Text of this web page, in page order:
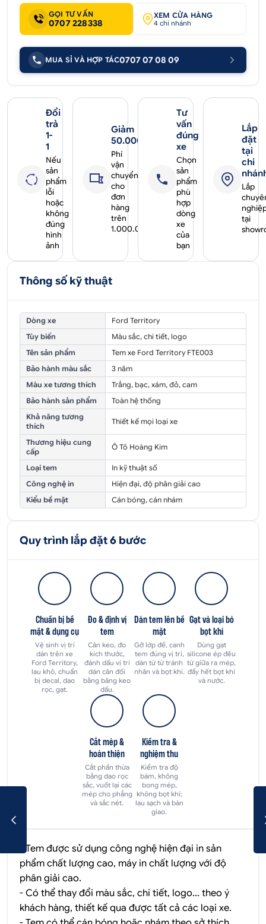
GỌI TƯ VẤN
0707 228338
XEM CỬA HÀNG
4 chi nhánh
MUA SỈ VÀ HỢP TÁC0707 07 08 09
Đổi
trả
1-
1
Nếu
sản
phẩm
lỗi
hoặc
không
đúng
hình
ảnh
Giảm
50.000₫
Phí
vận
chuyển
cho
đơn
hàng
trên
1.000.000₫
Tư
vấn
đúng
xe
Chọn
sản
phẩm
phù
hợp
dòng
xe
của
bạn
Lắp
đặt
tại
chi
Lắp
tại
Thông số kỹ thuật
Dòng xe
Ford Territory
Tùy biến
Màu sắc, chi tiết, logo
Tên sản phẩm
Tem xe Ford Territory FTE003
Bảo hành màu sắc
3 năm
Màu xe tương thích
Trắng, bạc, xám, đỏ, cam
Bảo hành sản phẩm
Toàn hệ thống
Khả năng tương
thích
Thiết kế mọi loại xe
Thương hiệu cung
cấp
Ô Tô Hoàng Kim
Loại tem
In kỹ thuật số
Công nghệ in
Hiện đại, độ phân giải cao
Kiểu bề mặt
Cán bóng, cán nhám
Quy trình lắp đặt 6 bước
Chuẩn bị bề
mặt & dụng cụ
Vệ sinh vị trí
dán trên xe
Ford Territory,
lau khô, chuẩn
bị decal, dao
rọc, gạt.
Đo & định vị
tem
Căn keo, đo
kích thước,
đánh dấu vị trí
dán cân đối
bằng băng keo
dấu.
Dán tem lên bề
mặt
Gỡ lớp đế, canh
tem đúng vị trí,
dán từ từ tránh
nhăn và bọt khí.
Gạt và loại bỏ
bọt khí
Dùng gạt
silicone ép đều
từ giữa ra mép,
đẩy hết bọt khí
và nước.
Cắt mép &
hoàn thiện
Cắt phần thừa
bằng dao rọc
sắc, vuốt lại các
mép cho phẳng
và sắc nét.
Kiểm tra &
nghiệm thu
Kiểm tra độ
bám, không
bong mép,
không bọt khí;
lau sạch và bàn
giao.
- Tem được sử dụng công nghệ hiện đại in sản
phẩm chất lượng cao, máy in chất lượng với độ
phân giải cao.
- Có thể thay đổi màu sắc, chi tiết, logo... theo ý
khách hàng, thiết kế qua được tất cả các loại xe.